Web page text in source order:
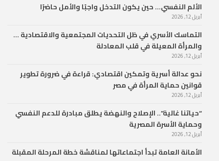
الألم النفسي… حين يكون التدخل واجبًا والأمل حاضرًا
أبريل 12, 2026
التماسك الأسري في ظل التحديات المجتمعية والاقتصادية …
والمرأة المعيلة في قلب المعادلة
أبريل 12, 2026
نحو عدالة أسرية وتمكين اقتصادي: قراءة في ضرورة تطوير
قوانين حماية المرأة في مصر
أبريل 12, 2026
“حياتنا غالية”.. الإصلاح والنهضة يطلق مبادرة للدعم النفسي
وحماية الأسرة المصرية
أبريل 12, 2026
الأمانة العامة تبدأ اجتماعاتها لمناقشة خطة المرحلة المقبلة